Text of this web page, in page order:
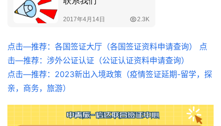
点击—推荐：各国签证大厅（各国签证资料申请查询）
点
击—推荐：涉外公证认证（公证认证资料申请查询）
点击—推荐：2023新出入境政策（疫情签证延期-留学，探
亲，商务，旅游）